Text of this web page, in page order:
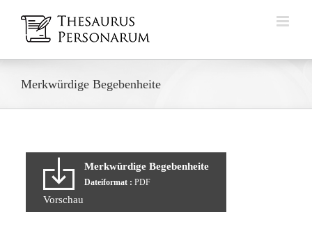
Inhalt
springen
Merkwürdige Begebenheite
Merkwürdige Begebenheite
Dateiformat : PDF
Vorschau